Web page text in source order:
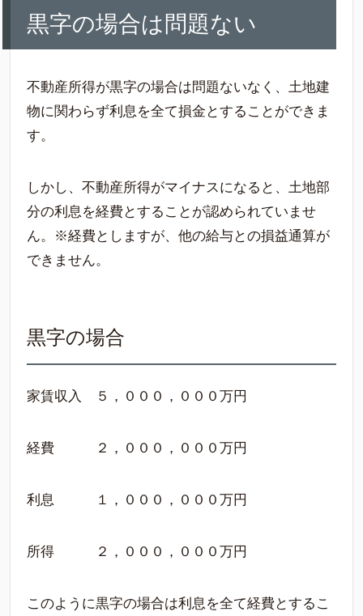
黒字の場合は問題ない
不動産所得が黒字の場合は問題ないなく、土地建
物に関わらず利息を全て損金とすることができま
す。
しかし、不動産所得がマイナスになると、土地部
分の利息を経費とすることが認められていませ
ん。※経費としますが、他の給与との損益通算が
できません。
黒字の場合
家賃収入 ５，０００，０００万円
経費 ２，０００，０００万円
利息 １，０００，０００万円
所得 ２，０００，０００万円
このように黒字の場合は利息を全て経費とするこ